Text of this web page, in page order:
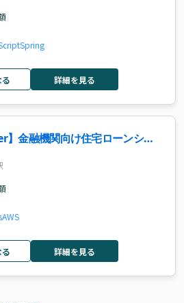
Spring
詳細を見る
】金融機関向け住宅ローンシス
AWS
詳細を見る